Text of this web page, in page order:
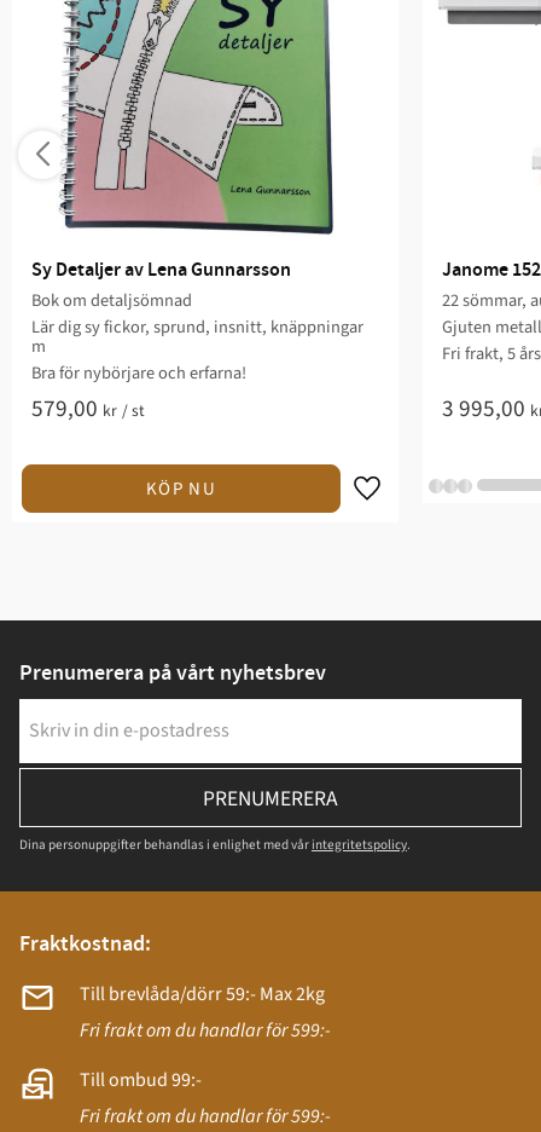
Sy Detaljer av Lena Gunnarsson
Bok om detaljsömnad
Lär dig sy fickor, sprund, insnitt, knäppningar
m
Bra för nybörjare och erfarna!
579,00 kr /st
Janome
22 sömmar,
Gjuten
Fri frakt, 5
3 995,00
Prenumerera på vårt nyhetsbrev
PRENUMERERA
Dina personuppgifter behandlas i enlighet med vår integritetspolicy.
Fraktkostnad:
Till brevlåda/dörr 59:- Max 2kg
Fri frakt om du handlar för 599:-
Till ombud 99:-
Fri frakt om du handlar för 599:-